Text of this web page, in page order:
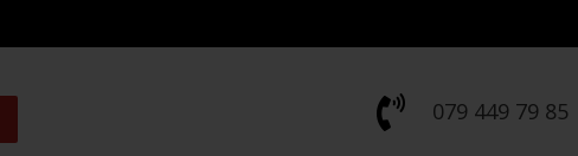
 079 449 79 85